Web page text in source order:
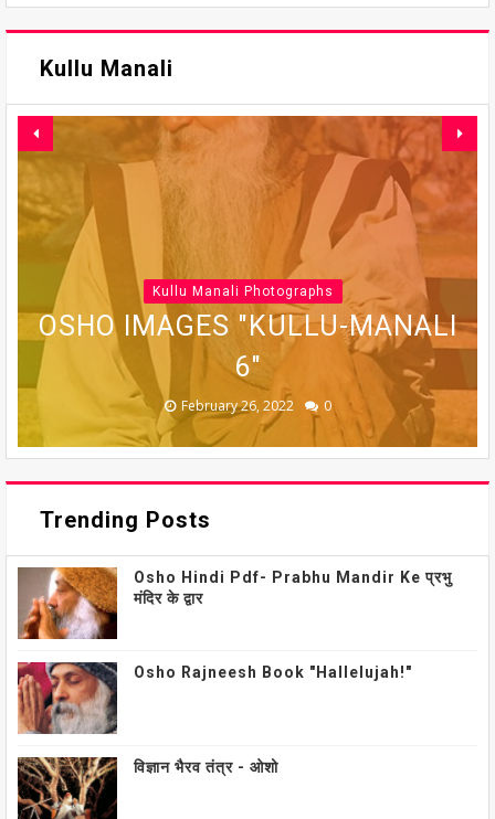
Kullu Manali
OSHO IMAGES "KULLU-MANALI
5"
February 26, 2022 0
OSHO IMAGES "KULLU-MANALI
6"
February 26, 2022 0
Kullu Manali Photographs
OSHO IMAGES "KULLU-MANALI
7"
February 26, 2022 0
OSHO IMAGES "KULLU-MANALI
4"
February 26, 2022 0
OSHO IMAGES "KULLU-MANALI
3"
February 26, 2022 0
Trending Posts
Osho Hindi Pdf- Prabhu Mandir Ke प्रभु
मंदिर के द्वार
Osho Rajneesh Book "Hallelujah!"
विज्ञान भैरव तंत्र - ओशो